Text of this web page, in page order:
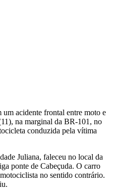
acidente frontal entre moto e
na marginal da BR-101, no
conduzida pela vítima
Juliana, faleceu no local da
ponte de Cabeçuda. O carro
no sentido contrário.